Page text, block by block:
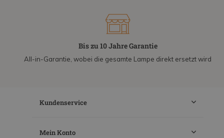
Bis zu 10 Jahre Garantie
All-in-Garantie, wobei die gesamte Lampe direkt ersetzt wird
Kundenservice
Mein Konto